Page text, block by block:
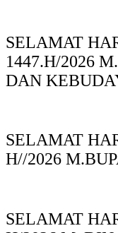
SELAMAT
1447.H/2026
DAN
SELAMAT
H//2026
SELAMAT